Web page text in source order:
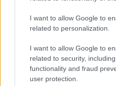
I want to allow Google to
related to personalization.
I want to allow Google to
related to security,
functionality and fraud
user protection.
Αρχίδαμος ό
όλων των εποχών..
Απαντήστε